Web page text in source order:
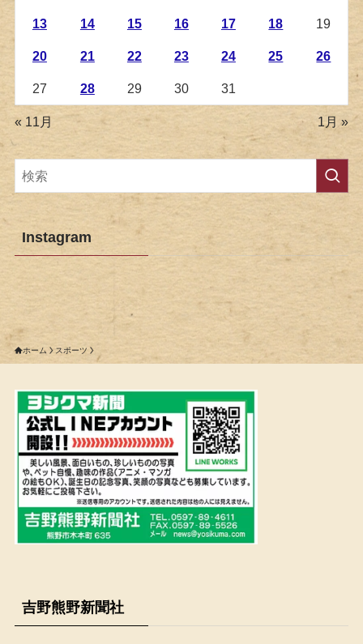
13 14 15 16 17 18 19
20 21 22 23 24 25 26
27 28 29 30 31
« 11月 1月 »
Instagram
ホーム スポーツ
吉野熊野新聞社